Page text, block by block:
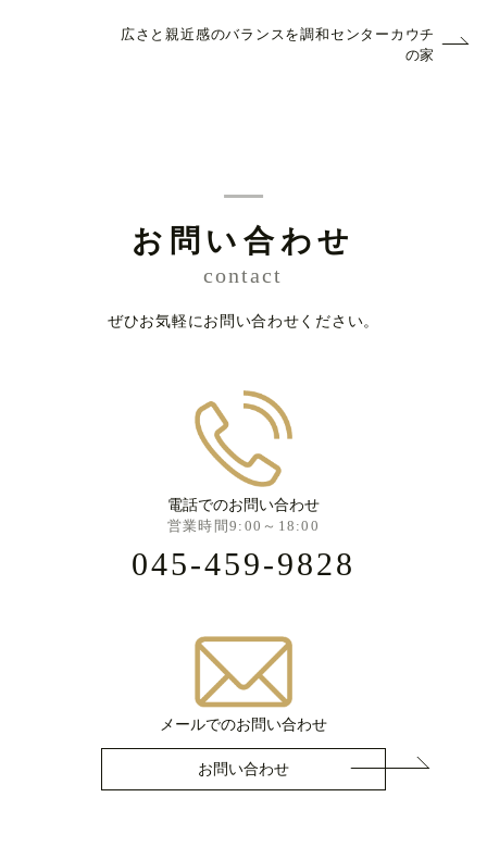
広さと親近感のバランスを調和センターカウチ
の家
お問い合わせ
contact
ぜひお気軽にお問い合わせください。
電話でのお問い合わせ
営業時間9:00～18:00
045-459-9828
メールでのお問い合わせ
お問い合わせ